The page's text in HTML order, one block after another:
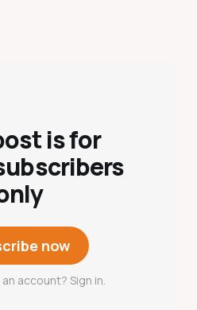
is for
now
account? Sign in.